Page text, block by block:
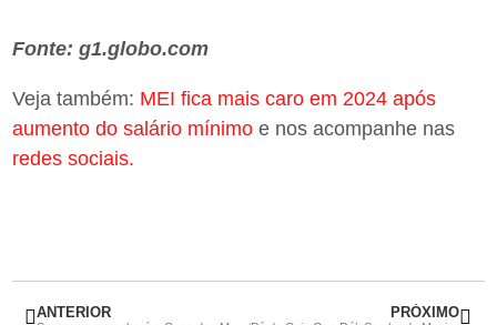
Fonte: g1.globo.com
Veja também: MEI fica mais caro em 2024 após
aumento do salário mínimo e nos acompanhe nas
redes sociais.
ANTERIOR PRÓXIMO